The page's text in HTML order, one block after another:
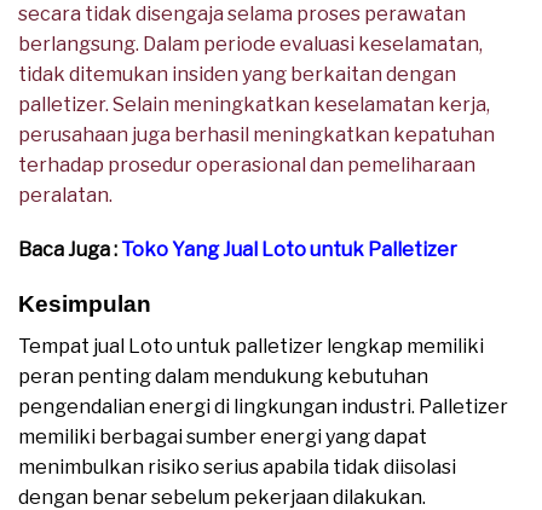
secara tidak disengaja selama proses perawatan
berlangsung. Dalam periode evaluasi keselamatan,
tidak ditemukan insiden yang berkaitan dengan
palletizer. Selain meningkatkan keselamatan kerja,
perusahaan juga berhasil meningkatkan kepatuhan
terhadap prosedur operasional dan pemeliharaan
peralatan.
Baca Juga : Toko Yang Jual Loto untuk Palletizer
Kesimpulan
Tempat jual Loto untuk palletizer lengkap memiliki
peran penting dalam mendukung kebutuhan
pengendalian energi di lingkungan industri. Palletizer
memiliki berbagai sumber energi yang dapat
menimbulkan risiko serius apabila tidak diisolasi
dengan benar sebelum pekerjaan dilakukan.